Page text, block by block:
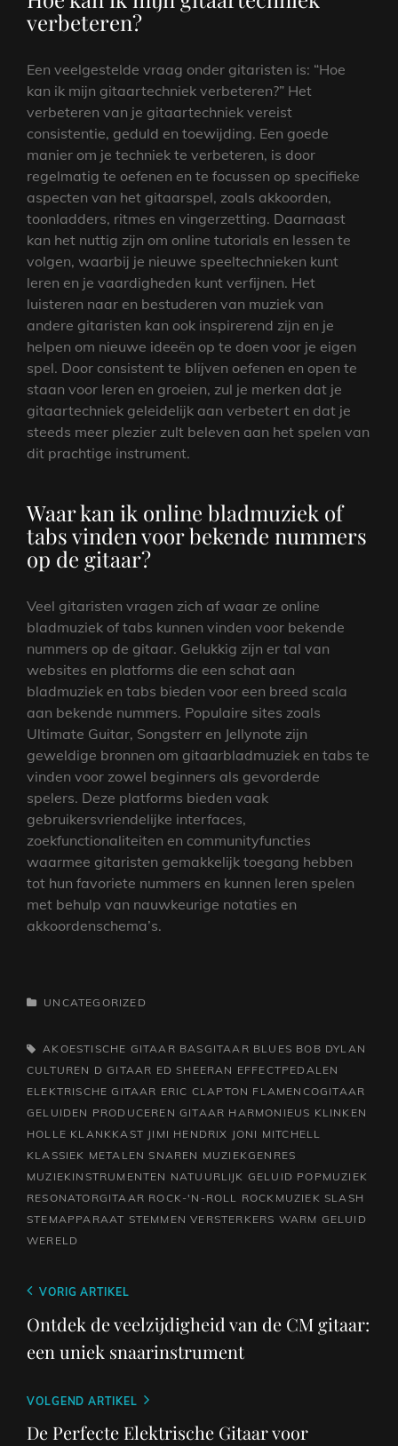
verbeteren?
Een veelgestelde vraag onder gitaristen is: “Hoe
kan ik mijn gitaartechniek verbeteren?” Het
verbeteren van je gitaartechniek vereist
consistentie, geduld en toewijding. Een goede
manier om je techniek te verbeteren, is door
regelmatig te oefenen en te focussen op specifieke
aspecten van het gitaarspel, zoals akkoorden,
toonladders, ritmes en vingerzetting. Daarnaast
kan het nuttig zijn om online tutorials en lessen te
volgen, waarbij je nieuwe speeltechnieken kunt
leren en je vaardigheden kunt verfijnen. Het
luisteren naar en bestuderen van muziek van
andere gitaristen kan ook inspirerend zijn en je
helpen om nieuwe ideeën op te doen voor je eigen
spel. Door consistent te blijven oefenen en open te
staan voor leren en groeien, zul je merken dat je
gitaartechniek geleidelijk aan verbetert en dat je
steeds meer plezier zult beleven aan het spelen van
dit prachtige instrument.
Waar kan ik online bladmuziek of
tabs vinden voor bekende nummers
op de gitaar?
Veel gitaristen vragen zich af waar ze online
bladmuziek of tabs kunnen vinden voor bekende
nummers op de gitaar. Gelukkig zijn er tal van
websites en platforms die een schat aan
bladmuziek en tabs bieden voor een breed scala
aan bekende nummers. Populaire sites zoals
Ultimate Guitar, Songsterr en Jellynote zijn
geweldige bronnen om gitaarbladmuziek en tabs te
vinden voor zowel beginners als gevorderde
spelers. Deze platforms bieden vaak
gebruikersvriendelijke interfaces,
zoekfunctionaliteiten en communityfuncties
waarmee gitaristen gemakkelijk toegang hebben
tot hun favoriete nummers en kunnen leren spelen
met behulp van nauwkeurige notaties en
akkoordenschema’s.
CATEGORIEËN
UNCATEGORIZED
TAGS,AKOESTISCHE GITAAR BASGITAAR BLUES BOB DYLAN
CULTUREN D GITAAR ED SHEERAN EFFECTPEDALEN
ELEKTRISCHE GITAAR ERIC CLAPTON FLAMENCOGITAAR
GELUIDEN PRODUCEREN GITAAR HARMONIEUS KLINKEN
HOLLE KLANKKAST JIMI HENDRIX JONI MITCHELL
KLASSIEK METALEN SNAREN MUZIEKGENRES
MUZIEKINSTRUMENTEN NATUURLIJK GELUID POPMUZIEK
RESONATORGITAAR ROCK-'N-ROLL ROCKMUZIEK SLASH
STEMAPPARAAT STEMMEN VERSTERKERS WARM GELUID
WERELD
Berichtnavigatie
Vorig
bericht
VORIG ARTIKEL
Ontdek de veelzijdigheid van de CM gitaar:
een uniek snaarinstrument
Volgend
bericht
VOLGEND ARTIKEL
De Perfecte Elektrische Gitaar voor